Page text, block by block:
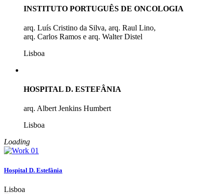
INSTITUTO PORTUGUÊS DE ONCOLOGIA
arq. Luís Cristino da Silva, arq. Raul Lino,
arq. Carlos Ramos e arq. Walter Distel
Lisboa
HOSPITAL D. ESTEFÂNIA
arq. Albert Jenkins Humbert
Lisboa
Loading
Hospital D. Estefânia
Lisboa